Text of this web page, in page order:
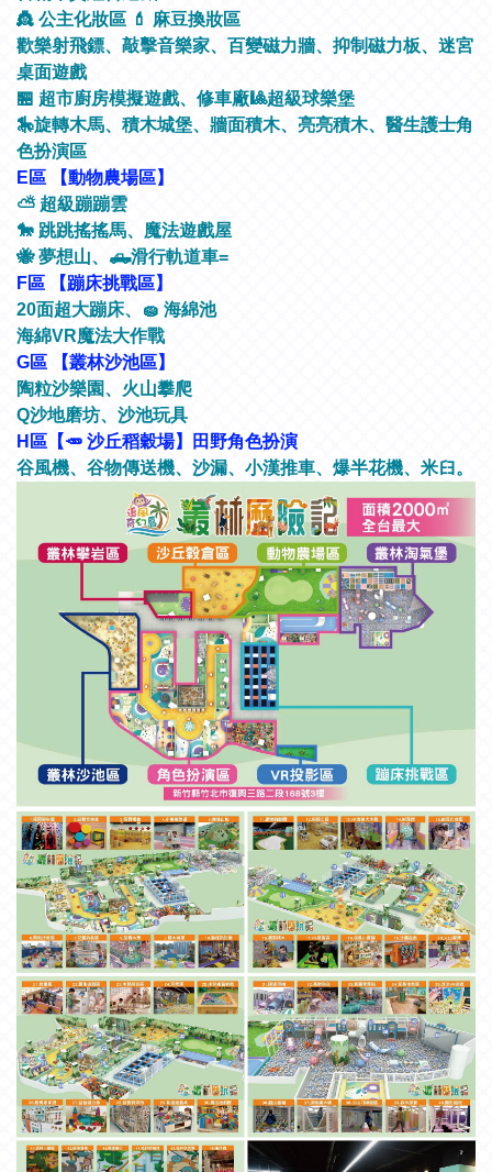
👸 公主化妝區 💄 麻豆換妝區
歡樂射飛鏢、敲擊音樂家、百變磁力牆、抑制磁力板、迷宮
桌面遊戲
🏪 超市廚房模擬遊戲、修車廠🎱超級球樂堡
🎠旋轉木馬、積木城堡、牆面積木、亮亮積木、醫生護士角
色扮演區
E區 【動物農場區】
⛅️ 超級蹦蹦雲
🐎 跳跳搖搖馬、魔法遊戲屋
🐝 夢想山、🛻滑行軌道車=
F區 【蹦床挑戰區】
20面超大蹦床、🧽 海綿池
海綿VR魔法大作戰
G區 【叢林沙池區】
陶粒沙樂園、火山攀爬
Q沙地磨坊、沙池玩具
H區【🥕 沙丘稻穀場】田野角色扮演
谷風機、谷物傳送機、沙漏、小漢推車、爆半花機、米𦥑。